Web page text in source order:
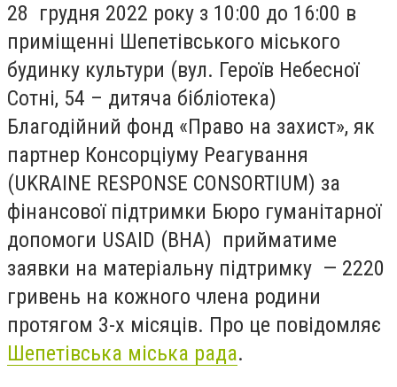
28 грудня 2022 року з 10:00 до 16:00 в
приміщенні Шепетівського міського
будинку культури (вул. Героїв Небесної
Сотні, 54 – дитяча бібліотека)
Благодійний фонд «Право на захист», як
партнер Консорціуму Реагування
(UKRAINE RESPONSE CONSORTIUM) за
фінансової підтримки Бюро гуманітарної
допомоги USAID (BHA) прийматиме
заявки на матеріальну підтримку — 2220
гривень на кожного члена родини
протягом 3-х місяців. Про це повідомляє
Шепетівська міська рада.